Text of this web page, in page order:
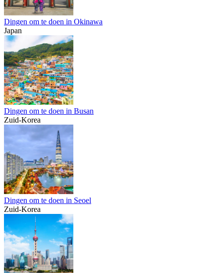
Dingen om te doen in Okinawa
Japan
Dingen om te doen in Busan
Zuid-Korea
Dingen om te doen in Seoel
Zuid-Korea